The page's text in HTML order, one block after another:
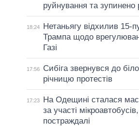
руйнування та зупинено
18:24
Нетаньягу відхилив 15-
Трампа щодо
Газі
17:56
Сибіга звернувся до
річницю протестів
17:23
На Одещині сталася
за участі
постраждалі